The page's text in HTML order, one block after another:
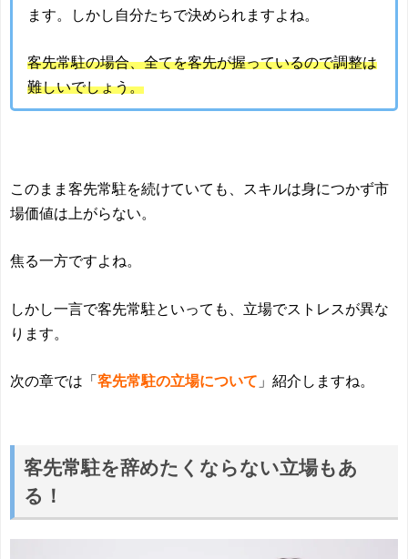
ます。しかし自分たちで決められますよね。
客先常駐の場合、全てを客先が握っているので調整は
難しいでしょう。
このまま客先常駐を続けていても、スキルは身につかず市
場価値は上がらない。
焦る一方ですよね。
しかし一言で客先常駐といっても、立場でストレスが異な
ります。
次の章では「 客先常駐の立場について 」紹介しますね。
客先常駐を辞めたくならない立場もあ
る！